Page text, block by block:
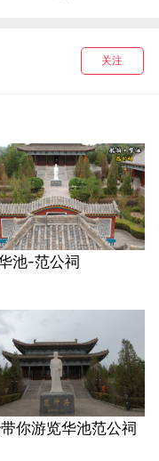
关注
池-范公祠
你游览华池范公祠